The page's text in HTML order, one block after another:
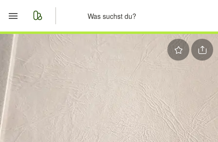
Merkliste
Nachrichten
Anzeige aufgeben